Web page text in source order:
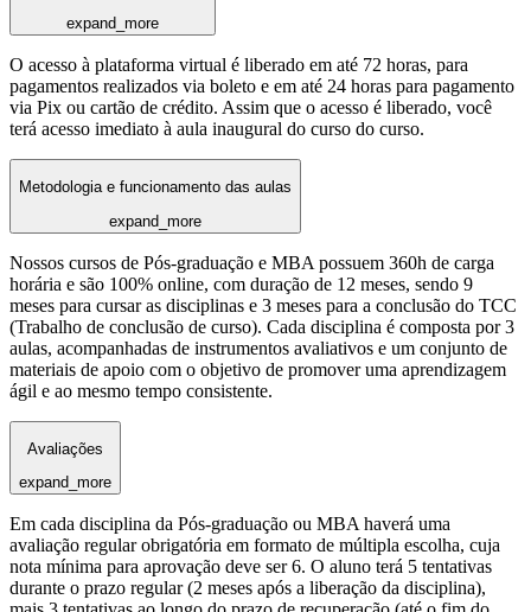
expand_more
O acesso à plataforma virtual é liberado em até 72 horas, para
pagamentos realizados via boleto e em até 24 horas para pagamento
via Pix ou cartão de crédito. Assim que o acesso é liberado, você
terá acesso imediato à aula inaugural do curso do curso.
Metodologia e funcionamento das aulas
expand_more
Nossos cursos de Pós-graduação e MBA possuem 360h de carga
horária e são 100% online, com duração de 12 meses, sendo 9
meses para cursar as disciplinas e 3 meses para a conclusão do TCC
(Trabalho de conclusão de curso). Cada disciplina é composta por 3
aulas, acompanhadas de instrumentos avaliativos e um conjunto de
materiais de apoio com o objetivo de promover uma aprendizagem
ágil e ao mesmo tempo consistente.
Avaliações
expand_more
Em cada disciplina da Pós-graduação ou MBA haverá uma
avaliação regular obrigatória em formato de múltipla escolha, cuja
nota mínima para aprovação deve ser 6. O aluno terá 5 tentativas
durante o prazo regular (2 meses após a liberação da disciplina),